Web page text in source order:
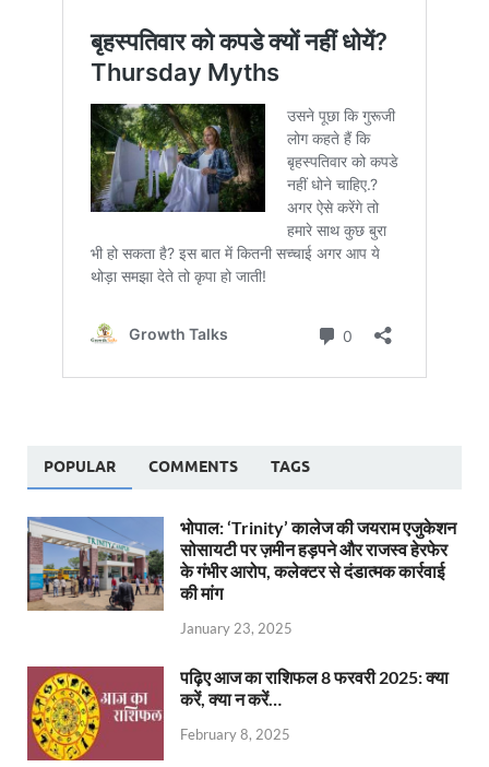
POPULAR COMMENTS TAGS
भोपाल: ‘Trinity’ कालेज की जयराम एजुकेशन
सोसायटी पर ज़मीन हड़पने और राजस्व हेरफेर
के गंभीर आरोप, कलेक्टर से दंडात्मक कार्रवाई
की मांग
January 23, 2025
पढ़िए आज का राशिफल 8 फरवरी 2025: क्या
करें, क्या न करें…
February 8, 2025